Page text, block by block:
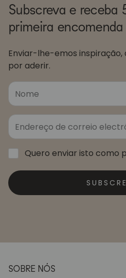
Subscreva e receba
primeira encomenda
Enviar-lhe-emos inspiração,
por aderir.
Quero enviar isto como
SOBRE NÓS